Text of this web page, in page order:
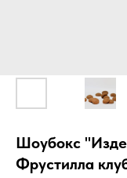
Шоубокс
Фрустилла